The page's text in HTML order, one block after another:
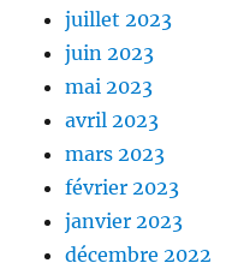
juillet 2023
juin 2023
mai 2023
avril 2023
mars 2023
février 2023
janvier 2023
décembre 2022